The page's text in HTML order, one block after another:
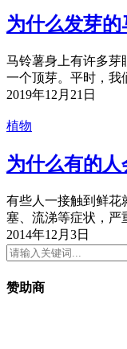
为什么发芽的
马铃薯身上有许多芽
一个顶芽。平时，我
2019年12月21日
植物
为什么有的人
有些人一接触到鲜花
塞、流涕等症状，严
2014年12月3日
赞助商